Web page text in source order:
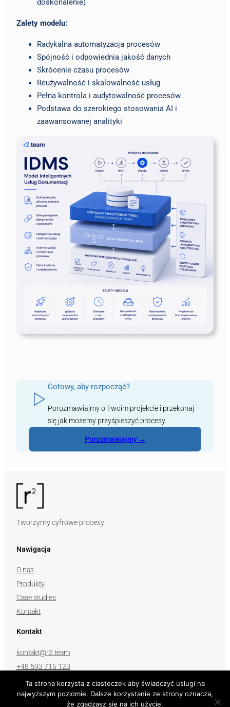
Zalety modelu:
Radykalna automatyzacja procesów
Spójność i odpowiednia jakość danych
Skrócenie czasu procesów
Reużywalność i skalowalność usług
Pełna kontrola i audytowalność procesów
Podstawa do szerokiego stosowania AI i
zaawansowanej analityki
Gotowy, aby rozpocząć?
Porozmawiajmy o Twoim projekcie i przekonaj
się jak możemy przyśpieszyć procesy.
Porozmawiajmy →
Tworzymy cyfrowe procesy
Nawigacja
O nas
Produkty
Case studies
Kontakt
Kontakt
kontakt@r2.team
+48 693 715 123
Obserwuj nas
Ta strona korzysta z ciasteczek aby świadczyć usługi na
najwyższym poziomie. Dalsze korzystanie ze strony oznacza,
że zgadzasz się na ich użycie.